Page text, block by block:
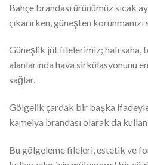
Bahçe brandası ürünümüz sıcak
çıkarırken, güneşten korunmanızı
Güneşlik jüt filelerimiz; halı saha,
alanlarında hava sirkülasyonunu
sağlar.
Gölgelik çardak bir başka
kamelya brandası olarak da
Bu gölgeleme fileleri, estetik ve